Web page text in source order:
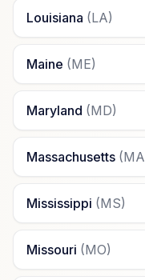
Louisiana (LA)
Maine (ME)
Maryland (MD)
Massachusetts (MA
Mississippi (MS)
Missouri (MO)